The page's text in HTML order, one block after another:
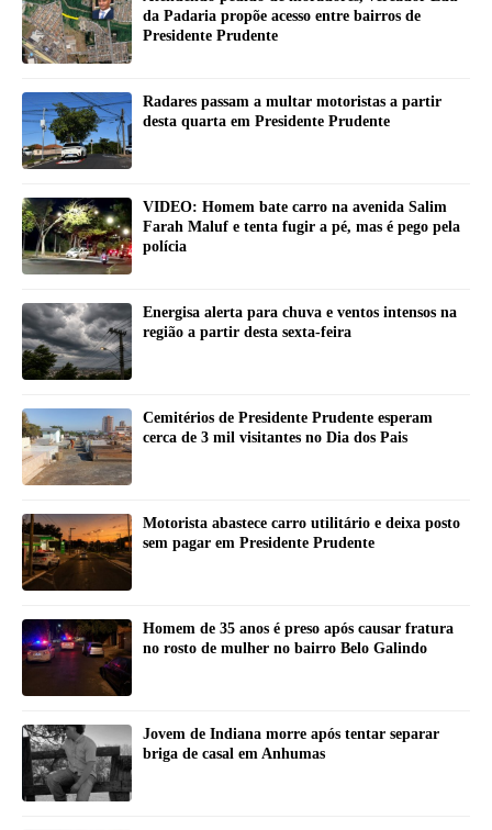
da Padaria propõe acesso entre bairros de
Presidente Prudente
Radares passam a multar motoristas a partir
desta quarta em Presidente Prudente
VIDEO: Homem bate carro na avenida Salim
Farah Maluf e tenta fugir a pé, mas é pego pela
polícia
Energisa alerta para chuva e ventos intensos na
região a partir desta sexta-feira
Cemitérios de Presidente Prudente esperam
cerca de 3 mil visitantes no Dia dos Pais
Motorista abastece carro utilitário e deixa posto
sem pagar em Presidente Prudente
Homem de 35 anos é preso após causar fratura
no rosto de mulher no bairro Belo Galindo
Jovem de Indiana morre após tentar separar
briga de casal em Anhumas